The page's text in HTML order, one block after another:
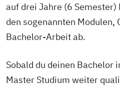
auf drei Jahre (6
den sogenannten
Bachelor-Arbeit ab.
Sobald du deinen Bachelor
Master Studium weiter